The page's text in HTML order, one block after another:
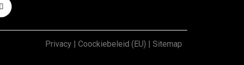
Privacy Coockiebeleid (EU) Sitemap